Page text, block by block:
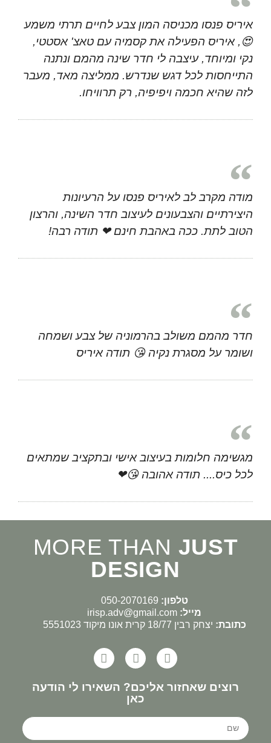
איריס פנסו מכניסה המון צבע לחיים תרתי משמע
😍, איריס הפעילה את קסמיה עם טאצ' אסטטי,
נקי ומיוחד, עיצבה לי חדר שינה מהמם ונתנה
התייחסות לכל דגש שנדרש. ממליצה מאד, מעבר
לזה שהיא חכמה ויפיפיה, רק תרוויחו.
מודה מקרב לב לאיריס פנסו על הרעיונות
היצירתיים והצבעונים לעיצוב חדר השינה, והרצון
הטוב לתת. ככה באהבת חינם ❤ תודה רבה!
חדר מהמם משולב בהרמוניה של צבע ושמחה
ושומר על מסגרת נקיה 😘 תודה איריס
מגשימה חלומות בעיצוב אישי ובתקציב שמתאים
לכל כיס.... תודה אהובה 😘❤
MORE THAN JUST
DESIGN
טלפון: 050-2070169
מייל: irisp.adv@gmail.com
כתובת: יצחק רבין 18/77 קרית אונו מיקוד 5551023
רוצים שאחזור אליכם? השאירו לי הודעה
כאן